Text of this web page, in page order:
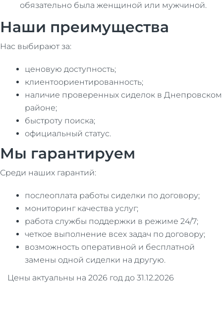
обязательно была женщиной или мужчиной.
Наши преимущества
Нас выбирают за:
ценовую доступность;
клиентоориентированность;
наличие проверенных сиделок в Днепровском
районе;
быстроту поиска;
официальный статус.
Мы гарантируем
Среди наших гарантий:
послеоплата работы сиделки по договору;
мониторинг качества услуг;
работа службы поддержки в режиме 24/7;
четкое выполнение всех задач по договору;
возможность оперативной и бесплатной
замены одной сиделки на другую.
Цены актуальны на 2026 год до 31.12.2026